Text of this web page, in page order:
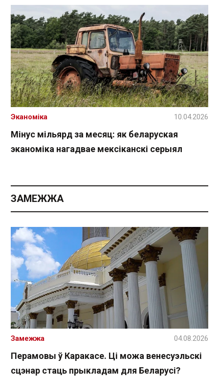
Мінус мільярд за месяц: як беларуская
эканоміка нагадвае мексіканскі серыял
Эканоміка 10.04.2026
ЗАМЕЖЖА
Перамовы ў Каракасе. Ці можа венесуэльскі
сцэнар стаць прыкладам для Беларусі?
Замежжа 04.08.2026